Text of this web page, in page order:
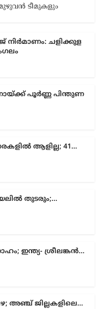
ടീമുകളും
നിർമാണം: ച​ളി​ക്കു​ള​
പൂർണ്ണ പിന്തുണ
ആളില്ല; 41…
തുടരും;…
ഇന്ത്യ- ശ്രീലങ്കൻ…
അഞ്ച് ജില്ലകളിലെ…